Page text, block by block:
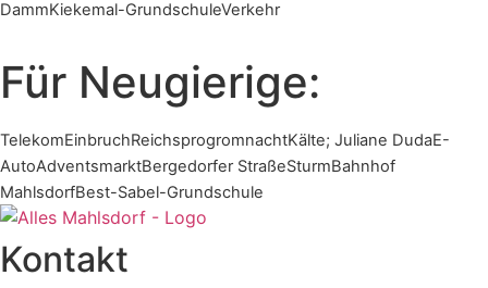
DammKiekemal-GrundschuleVerkehr
Für Neugierige:
TelekomEinbruchReichsprogromnachtKälte; Juliane DudaE-
AutoAdventsmarktBergedorfer StraßeSturmBahnhof
MahlsdorfBest-Sabel-Grundschule
Kontakt